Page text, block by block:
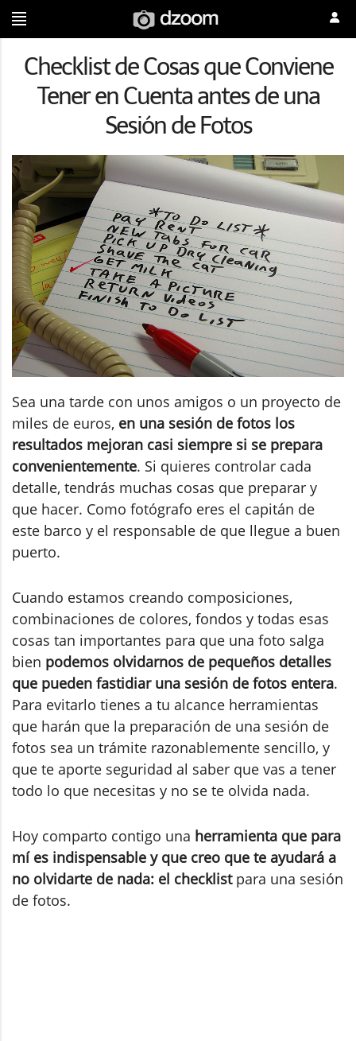
Checklist de Cosas que Conviene
Tener en Cuenta antes de una
Sesión de Fotos
Sea una tarde con unos amigos o un proyecto de
miles de euros, en una sesión de fotos los
resultados mejoran casi siempre si se prepara
convenientemente. Si quieres controlar cada
detalle, tendrás muchas cosas que preparar y
que hacer. Como fotógrafo eres el capitán de
este barco y el responsable de que llegue a buen
puerto.
Cuando estamos creando composiciones,
combinaciones de colores, fondos y todas esas
cosas tan importantes para que una foto salga
bien podemos olvidarnos de pequeños detalles
que pueden fastidiar una sesión de fotos entera.
Para evitarlo tienes a tu alcance herramientas
que harán que la preparación de una sesión de
fotos sea un trámite razonablemente sencillo, y
que te aporte seguridad al saber que vas a tener
todo lo que necesitas y no se te olvida nada.
Hoy comparto contigo una herramienta que para
mí es indispensable y que creo que te ayudará a
no olvidarte de nada: el checklistpara una sesión
de fotos.